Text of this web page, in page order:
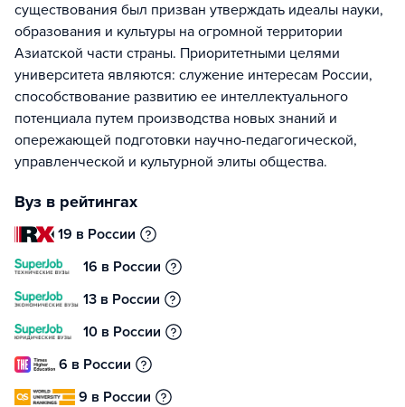
существования был призван утверждать идеалы науки,
образования и культуры на огромной территории
Азиатской части страны. Приоритетными целями
университета являются: служение интересам России,
способствование развитию ее интеллектуального
потенциала путем производства новых знаний и
опережающей подготовки научно-педагогической,
управленческой и культурной элиты общества.
Вуз в рейтингах
19 в России
16 в России
13 в России
10 в России
6 в России
9 в России